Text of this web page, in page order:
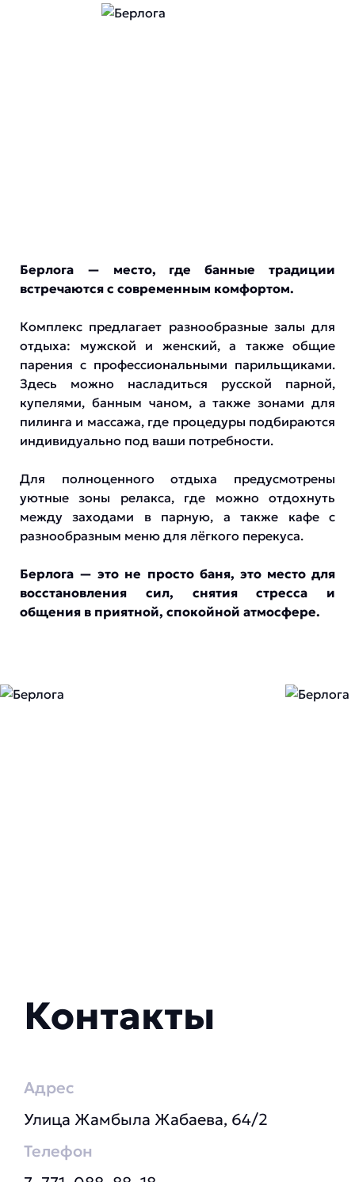
Берлога — место, где банные традиции
встречаются с современным комфортом.
Комплекс предлагает разнообразные залы для
отдыха: мужской и женский, а также общие
парения с профессиональными парильщиками.
Здесь можно насладиться русской парной,
купелями, банным чаном, а также зонами для
пилинга и массажа, где процедуры подбираются
индивидуально под ваши потребности.
Для полноценного отдыха предусмотрены
уютные зоны релакса, где можно отдохнуть
между заходами в парную, а также кафе с
разнообразным меню для лёгкого перекуса.
Берлога — это не просто баня, это место для
восстановления сил, снятия стресса и
общения в приятной, спокойной атмосфере.
Контакты
Адрес
Улица Жамбыла Жабаева, 64/2
Телефон